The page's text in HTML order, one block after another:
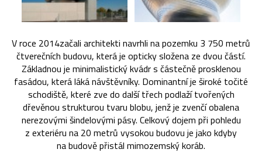
V roce 2014začali architekti navrhli na pozemku 3 750 metrů
čtverečních budovu, která je opticky složena ze dvou částí.
Základnou je minimalistický kvádr s částečně prosklenou
fasádou, která láká návštěvníky. Dominantní je široké točité
schodiště, které zve do další třech podlaží tvořených
dřevěnou strukturou tvaru blobu, jenž je zvenčí obalena
nerezovými šindelovými pásy. Celkový dojem při pohledu
z exteriéru na 20 metrů vysokou budovu je jako kdyby
na budově přistál mimozemský koráb.